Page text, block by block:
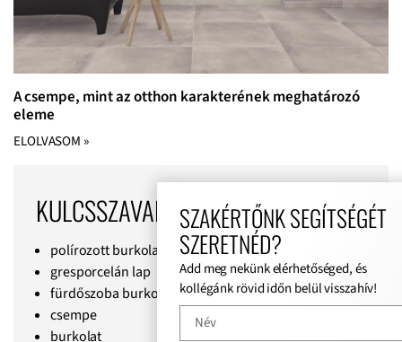
A csempe, mint az otthon karakterének meghatározó
eleme
ELOLVASOM »
KULCSSZAVAK
polírozott burkolat
gresporcelán lap
fürdőszoba burkolat
csempe
burkolat
SZAKÉRTŐNK SEGÍTSÉGÉT
SZERETNÉD?
Add meg nekünk elérhetőséged, és
kollégánk rövid időn belül visszahív!